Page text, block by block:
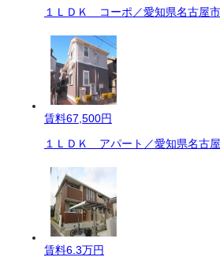
１ＬＤＫ コーポ／愛知県名古屋
賃料67,500円
１ＬＤＫ アパート／愛知県名古
賃料6.3万円